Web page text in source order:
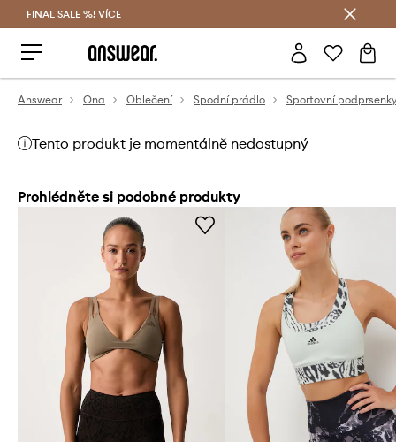
FINAL SALE %! VÍCE
Answear Ona Oblečení Spodní prádlo Sportovní
Tento produkt je momentálně nedostupný
Prohlédněte si podobné produkty